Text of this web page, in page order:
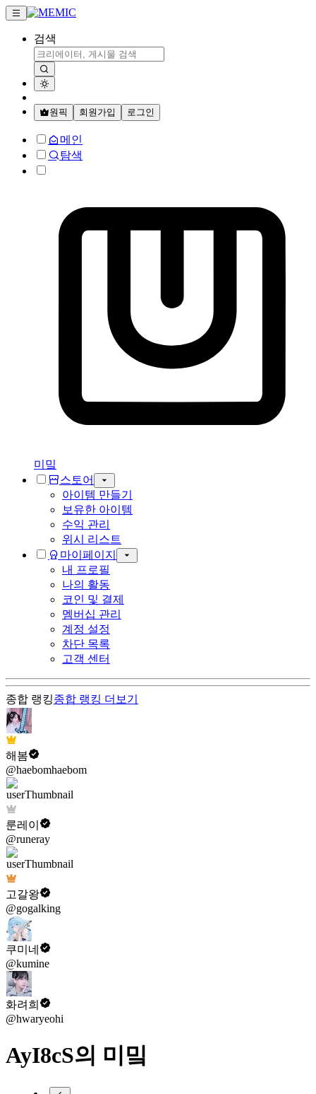
검색
원픽 회원가입 로그인
메인
탐색
미밐
스토어
아이템 만들기
보유한 아이템
수익 관리
위시 리스트
마이페이지
내 프로필
나의 활동
코인 및 결제
멤버십 관리
계정 설정
차단 목록
고객 센터
종합 랭킹종합 랭킹 더보기
해봄
@haebomhaebom
룬레이
@runeray
고갈왕
@gogalking
쿠미네
@kumine
화려희
@hwaryeohi
AyI8cS의 미밐